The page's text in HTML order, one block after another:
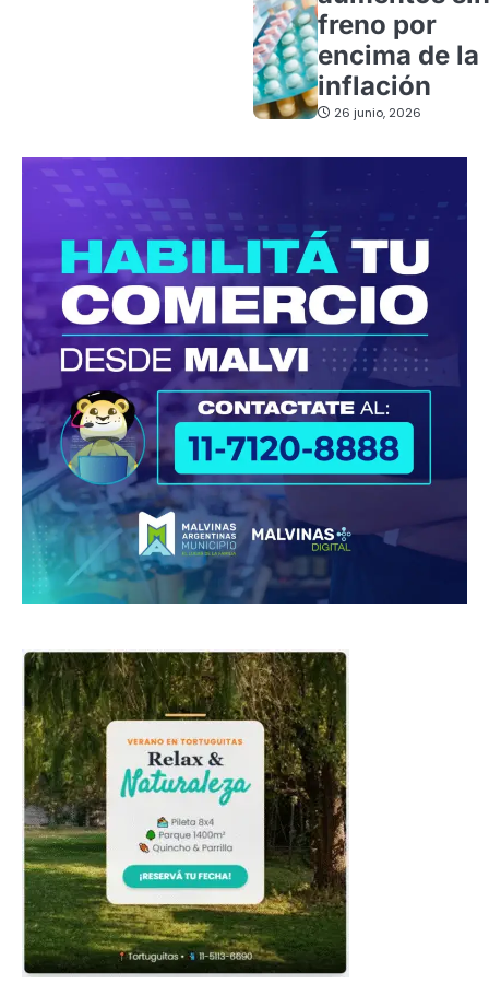
freno por
encima de la
inflación
26 junio, 2026